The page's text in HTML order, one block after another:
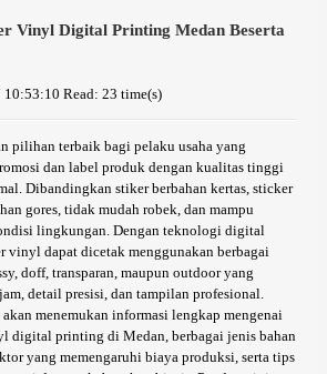
Vinyl Digital Printing Medan Beserta
10:53:10 Read: 23 time(s)
pilihan terbaik bagi pelaku usaha yang
dan label produk dengan kualitas tinggi
Dibandingkan stiker berbahan kertas, sticker
gores, tidak mudah robek, dan mampu
lingkungan. Dengan teknologi digital
vinyl dapat dicetak menggunakan berbagai
doff, transparan, maupun outdoor yang
detail presisi, dan tampilan profesional.
menemukan informasi lengkap mengenai
digital printing di Medan, berbagai jenis bahan
yang memengaruhi biaya produksi, serta tips